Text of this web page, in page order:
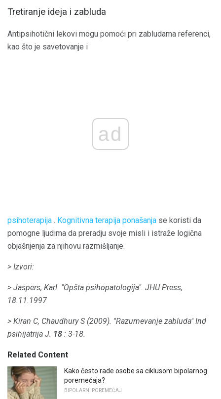
Tretiranje ideja i zabluda
Antipsihotični lekovi mogu pomoći pri zabludama referenci,
kao što je savetovanje i
ad
psihoterapija . Kognitivna terapija ponašanja se koristi da
pomogne ljudima da preradju svoje misli i istraže logična
objašnjenja za njihovu razmišljanje.
> Izvori:
> Jaspers, Karl. "Opšta psihopatologija". JHU Press,
18.11.1997
> Kiran C, Chaudhury S (2009). "Razumevanje zabluda"Ind
psihijatrija J. 18 : 3-18.
Related Content
Kako često rade osobe sa ciklusom bipolarnog
poremećaja?
BIPOLARNI POREMEĆAJ